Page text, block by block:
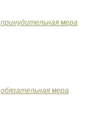
принудительная мера
обязательная мера